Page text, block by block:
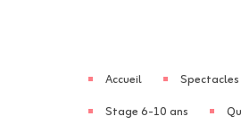
Accueil
Spectacles
Stage 6-10 ans